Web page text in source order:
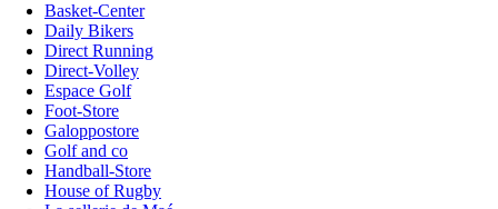
Basket-Center
Daily Bikers
Direct Running
Direct-Volley
Espace Golf
Foot-Store
Galoppostore
Golf and co
Handball-Store
House of Rugby